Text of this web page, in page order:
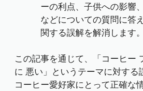
ーの利点、子供への影響
などについての質問に答
関する誤解を解消します。
この記事を通じて、「コーヒー
に 悪い」というテーマに対する
コーヒー愛好家にとって正確な